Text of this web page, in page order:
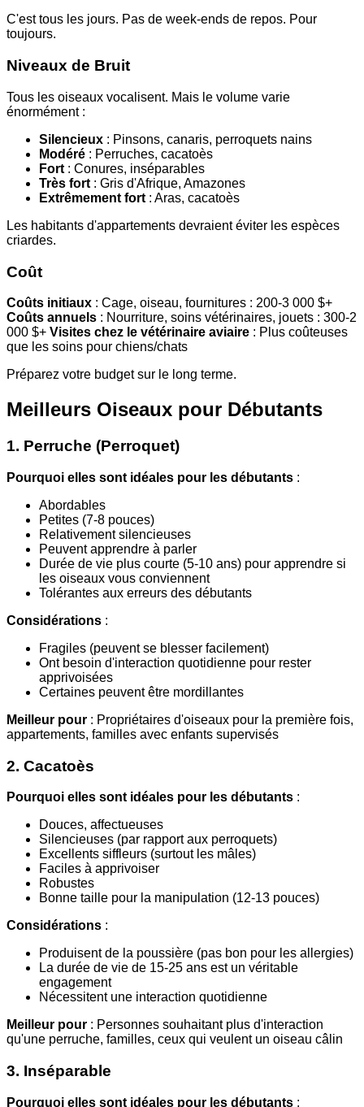
C'est tous les jours. Pas de week-ends de repos. Pour
toujours.
Niveaux de Bruit
Tous les oiseaux vocalisent. Mais le volume varie
énormément :
Silencieux : Pinsons, canaris, perroquets nains
Modéré : Perruches, cacatoès
Fort : Conures, inséparables
Très fort : Gris d'Afrique, Amazones
Extrêmement fort : Aras, cacatoès
Les habitants d'appartements devraient éviter les espèces
criardes.
Coût
Coûts initiaux : Cage, oiseau, fournitures : 200-3 000 $+
Coûts annuels : Nourriture, soins vétérinaires, jouets : 300-2
000 $+ Visites chez le vétérinaire aviaire : Plus coûteuses
que les soins pour chiens/chats
Préparez votre budget sur le long terme.
Meilleurs Oiseaux pour Débutants
1. Perruche (Perroquet)
Pourquoi elles sont idéales pour les débutants :
Abordables
Petites (7-8 pouces)
Relativement silencieuses
Peuvent apprendre à parler
Durée de vie plus courte (5-10 ans) pour apprendre si
les oiseaux vous conviennent
Tolérantes aux erreurs des débutants
Considérations :
Fragiles (peuvent se blesser facilement)
Ont besoin d'interaction quotidienne pour rester
apprivoisées
Certaines peuvent être mordillantes
Meilleur pour : Propriétaires d'oiseaux pour la première fois,
appartements, familles avec enfants supervisés
2. Cacatoès
Pourquoi elles sont idéales pour les débutants :
Douces, affectueuses
Silencieuses (par rapport aux perroquets)
Excellents siffleurs (surtout les mâles)
Faciles à apprivoiser
Robustes
Bonne taille pour la manipulation (12-13 pouces)
Considérations :
Produisent de la poussière (pas bon pour les allergies)
La durée de vie de 15-25 ans est un véritable
engagement
Nécessitent une interaction quotidienne
Meilleur pour : Personnes souhaitant plus d'interaction
qu'une perruche, familles, ceux qui veulent un oiseau câlin
3. Inséparable
Pourquoi elles sont idéales pour les débutants :